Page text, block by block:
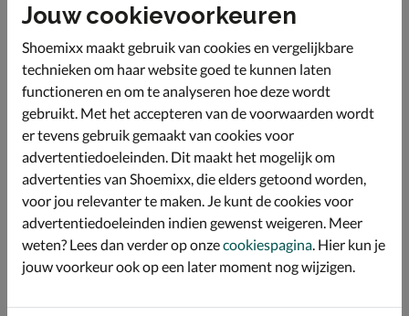
Het voetbed is gemaakt van EVA-schuimmix. Dit heeft
een uitstekende schokabsorberende werking. De
verhoogde rand rondom het voetbed houdt de voetjes
op hun plek.
Dankzij het voorgevormde voetbed krijgt de voetboog
lichte ondersteuning wat vermoeide voeten voorkomt.
Specificaties
Over Reef
Bekijk meer
Jouw cookievoorkeuren
Shoemixx maakt gebruik van cookies en vergelijkbare
technieken om haar website goed te kunnen laten
functioneren en om te analyseren hoe deze wordt
gebruikt. Met het accepteren van de voorwaarden wordt
er tevens gebruik gemaakt van cookies voor
advertentiedoeleinden. Dit maakt het mogelijk om
advertenties van Shoemixx, die elders getoond worden,
voor jou relevanter te maken. Je kunt de cookies voor
advertentiedoeleinden indien gewenst weigeren. Meer
weten? Lees dan verder op onzecookiespagina . Hier kun je
jouw voorkeur ook op een later moment nog wijzigen.